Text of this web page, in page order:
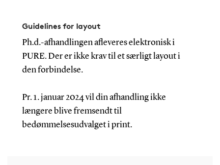
Guidelines for layout
Ph.d.-afhandlingen afleveres elektronisk i
PURE. Der er ikke krav til et særligt layout i
den forbindelse.
Pr. 1. januar 2024 vil din afhandling ikke
længere blive fremsendt til
bedømmelsesudvalget i print.